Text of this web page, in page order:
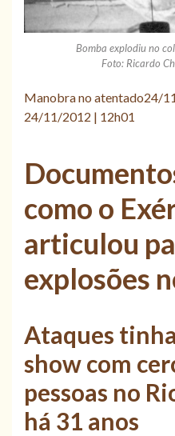
Bomba explodiu no
Foto: Ricardo
Manobra no atentado24/
24/11/2012 | 12h01
como o
articulou
explosões
Ataques
show com
pessoas no
há 31 anos